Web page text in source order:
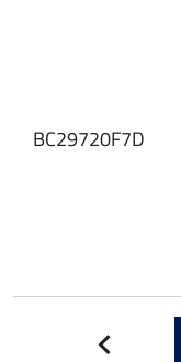
BC29720F7D